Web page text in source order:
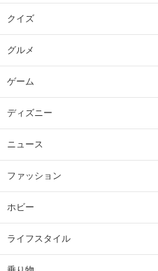
クイズ
グルメ
ゲーム
ディズニー
ニュース
ファッション
ホビー
ライフスタイル